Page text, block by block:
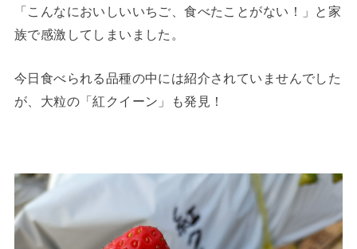
「こんなにおいしいいちご、食べたことがない！」と家
族で感激してしまいました。
今日食べられる品種の中には紹介されていませんでした
が、大粒の「紅クイーン」も発見！